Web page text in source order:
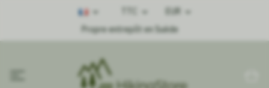
EUR
Propre entrepôt en Suède